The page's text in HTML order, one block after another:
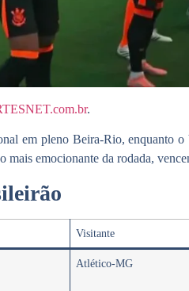
.
em pleno Beira-Rio, enquanto o
emocionante da rodada,
Visitante
Atlético-MG